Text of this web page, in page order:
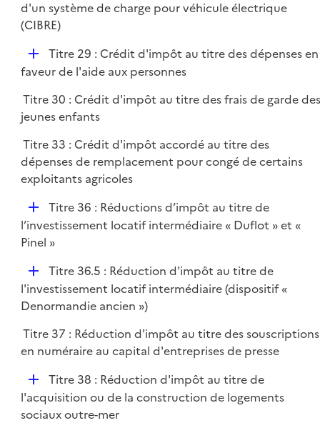
i
e
d'un système de charge pour véhicule électrique
(CIBRE)
D
é
l
i
e
r
Titre 29 : Crédit d'impôt au titre des dépenses en
faveur de l'aide aux personnes
Titre 30 : Crédit d'impôt au titre des frais de garde
jeunes enfants
Titre 33 : Crédit d'impôt accordé au titre des
dépenses de remplacement pour congé de certains
exploitants agricoles
D
é
p
e
r
Titre 36 : Réductions d’impôt au titre de
l’investissement locatif intermédiaire « Duflot » et «
Pinel »
D
é
p
i
e
Titre 36.5 : Réduction d'impôt au titre de
l'investissement locatif intermédiaire (dispositif «
Denormandie ancien »)
Titre 37 : Réduction d'impôt au titre des souscriptions
en numéraire au capital d'entreprises de presse
D
é
p
Titre 38 : Réduction d'impôt au titre de
l'acquisition ou de la construction de logements
sociaux outre-mer